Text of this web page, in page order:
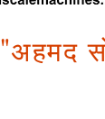
"अहमद